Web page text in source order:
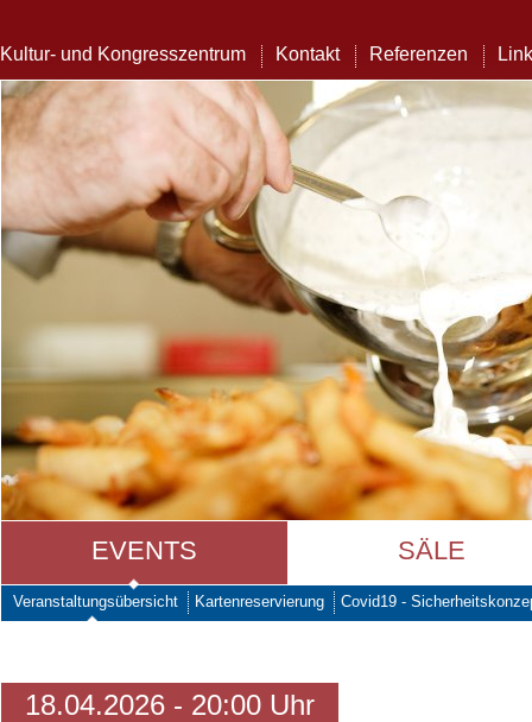
Kultur- und Kongresszentrum Kontakt Referenzen
EVENTS SÄLE
Veranstaltungsübersicht Kartenreservierung Covid19 -
18.04.2026 - 20:00 Uhr